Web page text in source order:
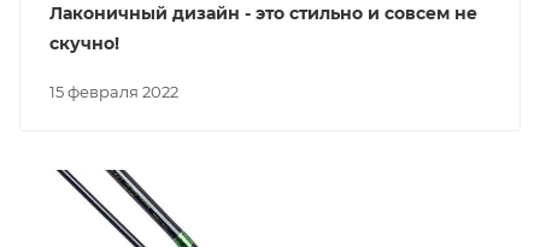
15 февраля 2022
Лаконичный дизайн - это стильно и совсем не
скучно!